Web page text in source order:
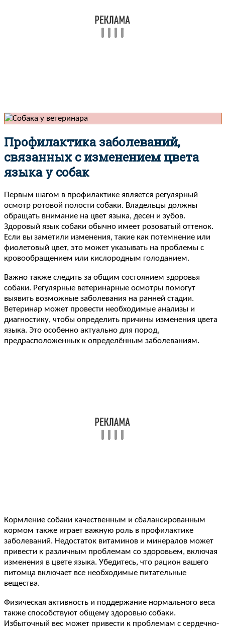
Профилактика заболеваний,
связанных с изменением цвета
языка у собак
Первым шагом в профилактике является регулярный
осмотр ротовой полости собаки. Владельцы должны
обращать внимание на цвет языка, десен и зубов.
Здоровый язык собаки обычно имеет розоватый оттенок.
Если вы заметили изменения, такие как потемнение или
фиолетовый цвет, это может указывать на проблемы с
кровообращением или кислородным голоданием.
Важно также следить за общим состоянием здоровья
собаки. Регулярные ветеринарные осмотры помогут
выявить возможные заболевания на ранней стадии.
Ветеринар может провести необходимые анализы и
диагностику, чтобы определить причины изменения цвета
языка. Это особенно актуально для пород,
предрасположенных к определённым заболеваниям.
Кормление собаки качественным и сбалансированным
кормом также играет важную роль в профилактике
заболеваний. Недостаток витаминов и минералов может
привести к различным проблемам со здоровьем, включая
изменения в цвете языка. Убедитесь, что рацион вашего
питомца включает все необходимые питательные
вещества.
Физическая активность и поддержание нормального веса
также способствуют общему здоровью собаки.
Избыточный вес может привести к проблемам с сердечно-